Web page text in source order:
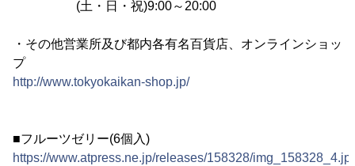
(土・日・祝)9:00～20:00
・その他営業所及び都内各有名百貨店、オンラインショッ
プ
http://www.tokyokaikan-shop.jp/
■フルーツゼリー(6個入)
https://www.atpress.ne.jp/releases/158328/